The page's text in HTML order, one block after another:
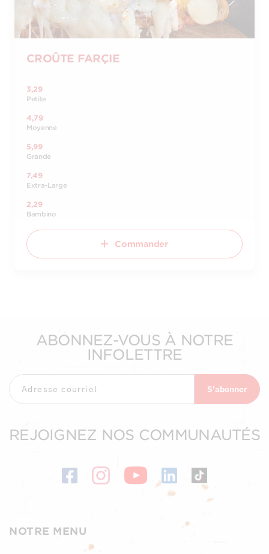
CROÛTE FARÇIE
3,29
Petite
4,79
Moyenne
5,99
Grande
7,49
Extra-Large
2,29
Bambino
Commander
NOTRE MENU
ABONNEZ-VOUS À NOTRE
INFOLETTRE
S'abonner
REJOIGNEZ NOS COMMUNAUTÉS